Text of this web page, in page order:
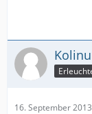
16. September